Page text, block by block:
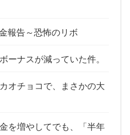
報告～恐怖のリボ
ーナスが減っていた件。
オチョコで、まさかの大
を増やしてでも、「半年